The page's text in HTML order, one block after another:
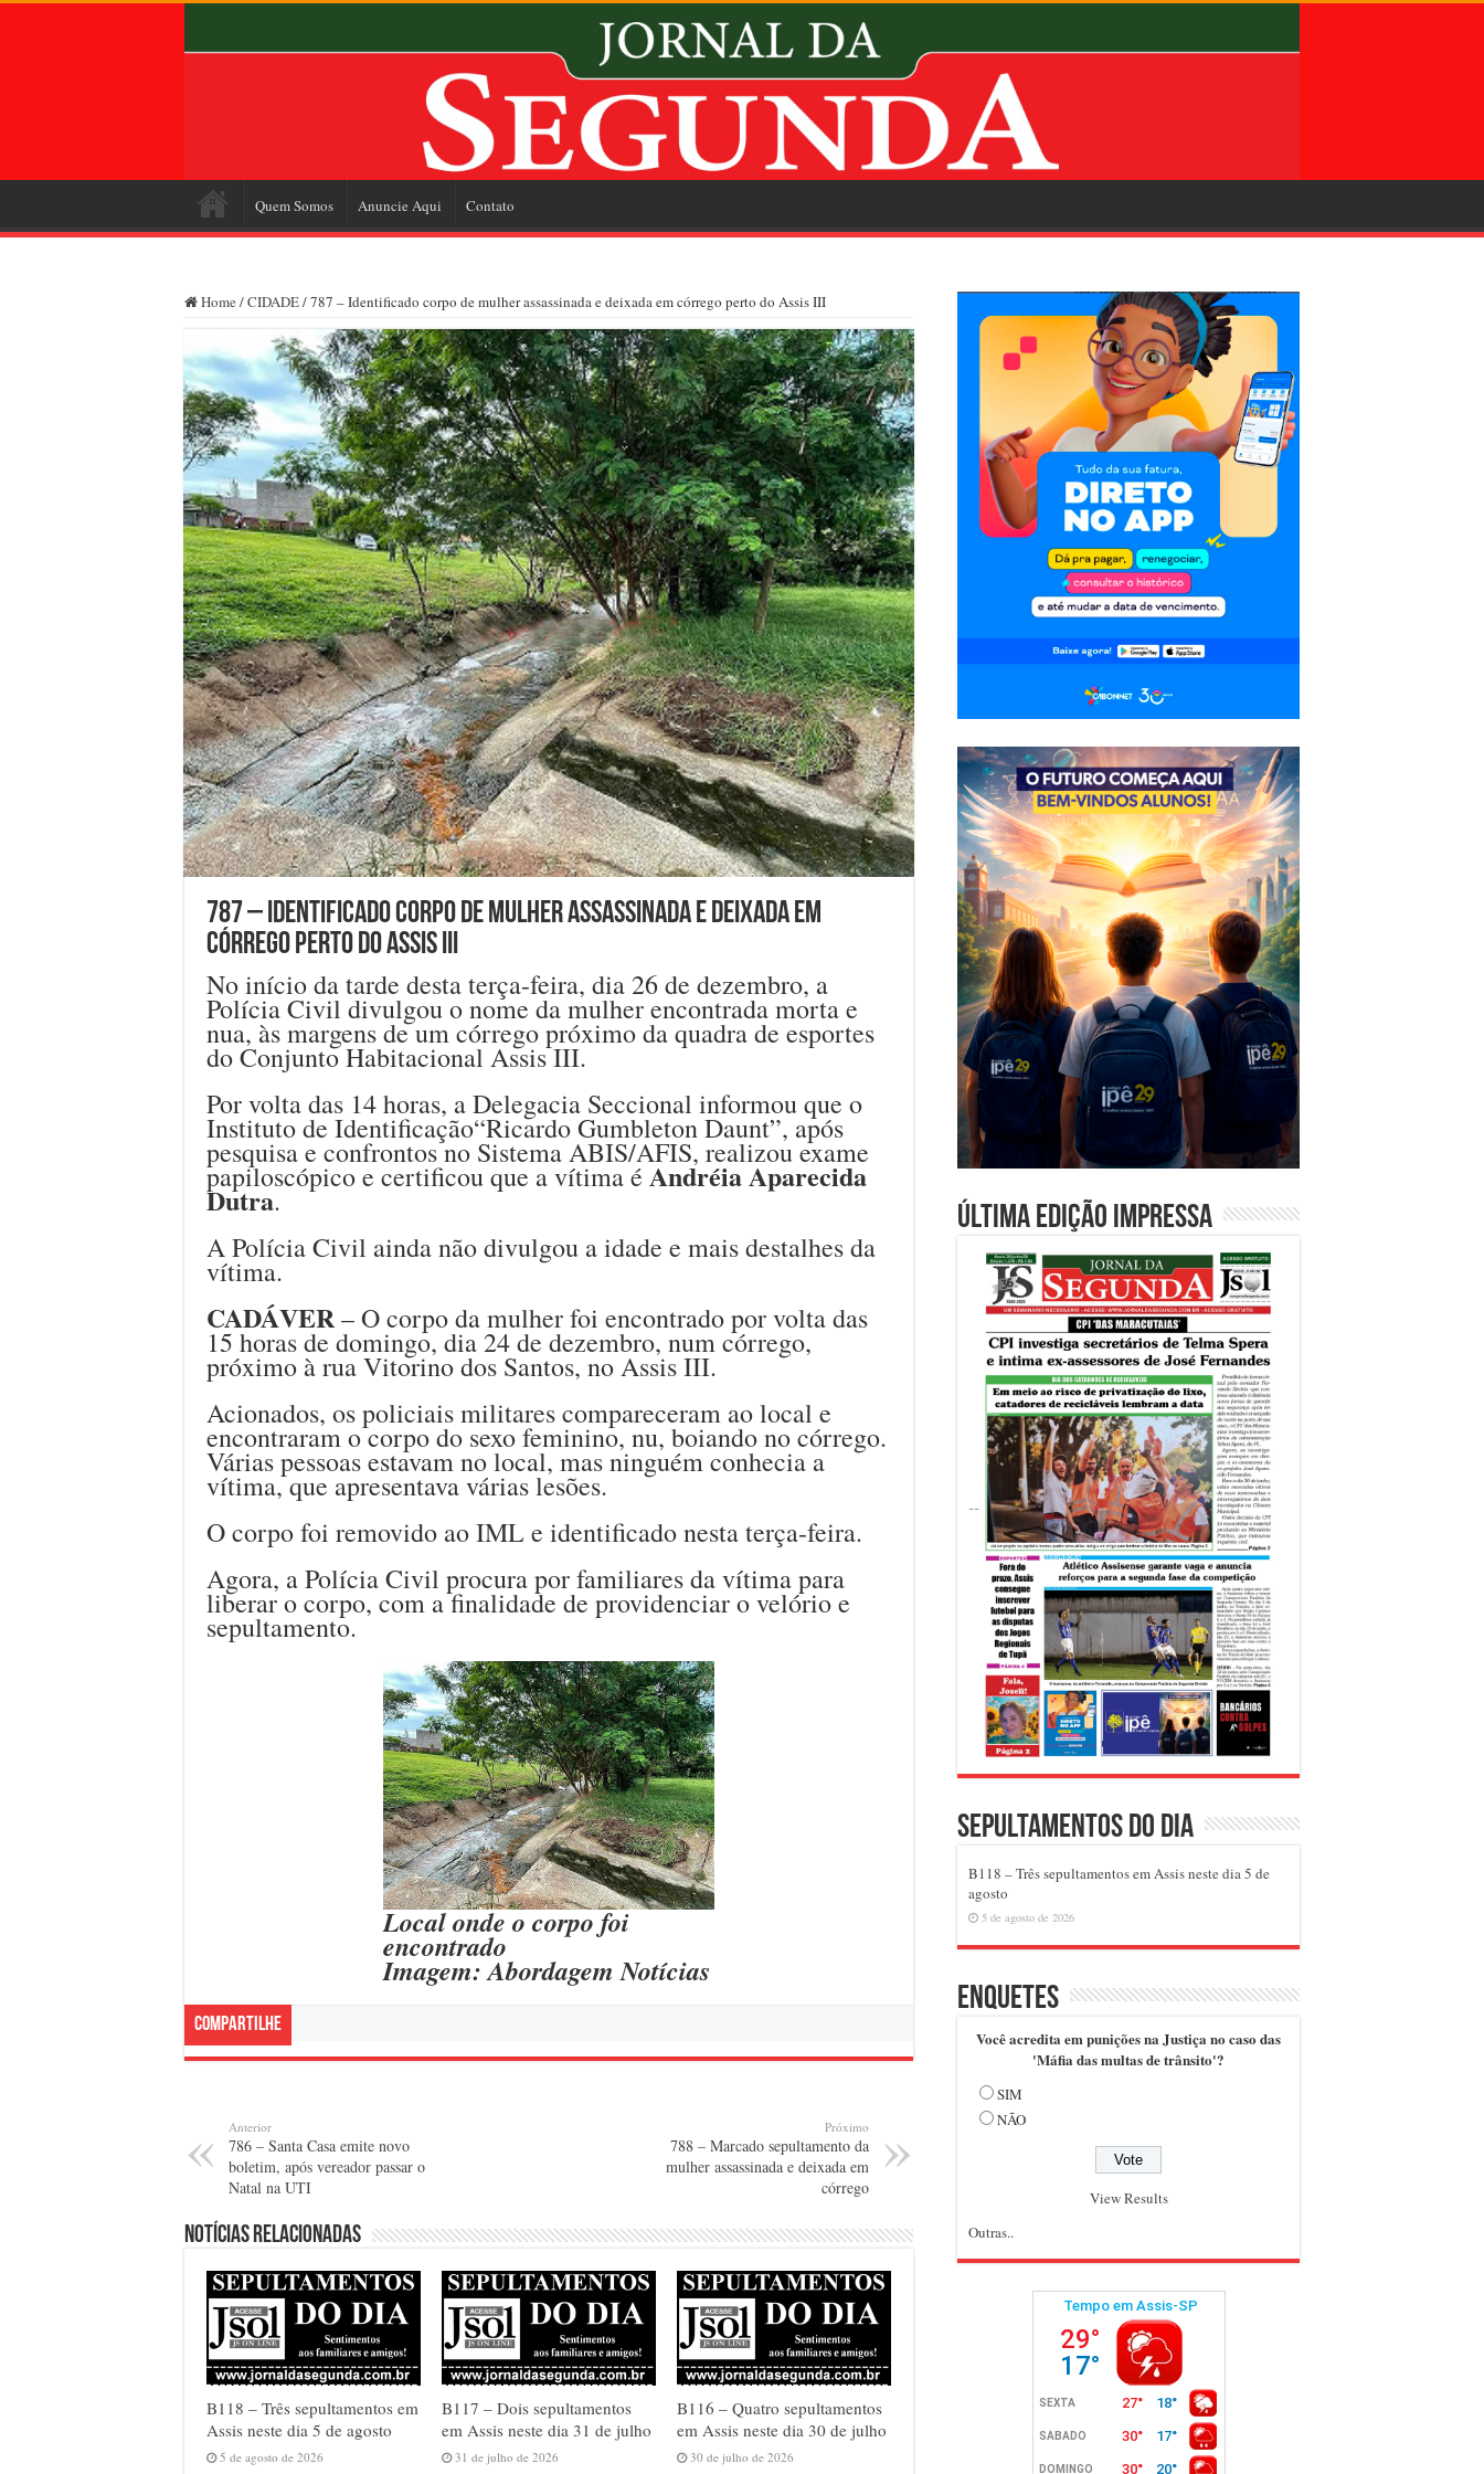
Quem Somos Anuncie Aqui Contato
Home /CIDADE/787 – Identificado corpo de mulher assassinada e deixada em córrego perto do Assis III
787 – Identificado corpo de mulher assassinada e deixada em
córrego perto do Assis III
No início da tarde desta terça-feira, dia 26 de dezembro, a
Polícia Civil divulgou o nome da mulher encontrada morta e
nua, às margens de um córrego próximo da quadra de esportes
do Conjunto Habitacional Assis III.
Por volta das 14 horas, a Delegacia Seccional informou que o
Instituto de Identificação“Ricardo Gumbleton Daunt”, após
pesquisa e confrontos no Sistema ABIS/AFIS, realizou exame
papiloscópico e certificou que a vítima é Andréia Aparecida
Dutra.
A Polícia Civil ainda não divulgou a idade e mais destalhes da
vítima.
CADÁVER– O corpo da mulher foi encontrado por volta das
15 horas de domingo, dia 24 de dezembro, num córrego,
próximo à rua Vitorino dos Santos, no Assis III.
Acionados, os policiais militares compareceram ao local e
encontraram o corpo do sexo feminino, nu, boiando no córrego.
Várias pessoas estavam no local, mas ninguém conhecia a
vítima, que apresentava várias lesões.
O corpo foi removido ao IML e identificado nesta terça-feira.
Agora, a Polícia Civil procura por familiares da vítima para
liberar o corpo, com a finalidade de providenciar o velório e
sepultamento.
Local onde o corpo foi
encontrado
Imagem: Abordagem Notícias
Compartilhe
Anterior
786 – Santa Casa emite novo
boletim, após vereador passar o
Natal na UTI
Próximo
788 – Marcado sepultamento da
mulher assassinada e deixada em
córrego
Notícias relacionadas
B118 – Três sepultamentos em
Assis neste dia 5 de agosto
5 de agosto de 2026
B117 – Dois sepultamentos
em Assis neste dia 31 de julho
31 de julho de 2026
B116 – Quatro sepultamentos
em Assis neste dia 30 de julho
30 de julho de 2026
Última edição impressa
Sepultamentos do dia
B118 – Três sepultamentos em Assis neste dia 5 de
agosto
5 de agosto de 2026
Enquetes
Você acredita em punições na Justiça no caso das
'Máfia das multas de trânsito'?
SIM
NÃO
View Results
Outras..